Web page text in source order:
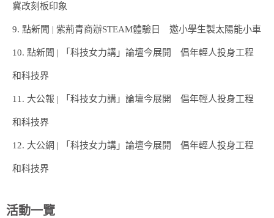
冀改刻板印象
9. 點新聞 | 紫荊青商辦STEAM體驗日 邀小學生製太陽能小車
10. 點新聞 | 「科技女力講」論壇今展開 倡年輕人投身工程
和科技界
11. 大公報 | 「科技女力講」論壇今展開 倡年輕人投身工程
和科技界
12. 大公網 | 「科技女力講」論壇今展開 倡年輕人投身工程
和科技界
活動一覽